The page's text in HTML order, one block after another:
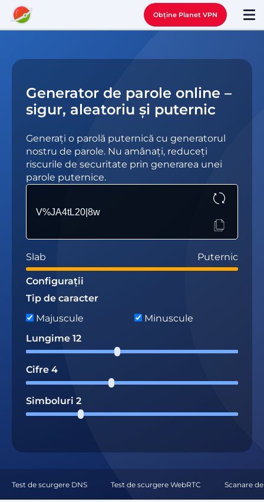
Obține Planet VPN
Generator de parole online –
sigur, aleatoriu și puternic
Generați o parolă puternică cu generatorul
nostru de parole. Nu amânați, reduceți
riscurile de securitate prin generarea unei
parole puternice.
Slab Puternic
Configurații
Tip de caracter
Majuscule
Minuscule
Lungime 12
Cifre 4
Simboluri 2
Test de scurgere DNS Test de scurgere WebRTC Scanare